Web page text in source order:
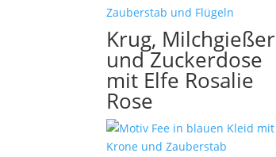
Krug, Milchgießer
und Zuckerdose
mit Elfe Rosalie
Rose